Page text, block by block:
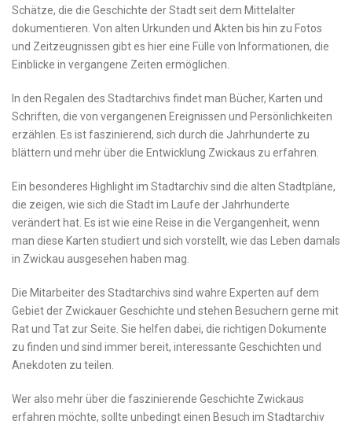
Schätze, ⁤die die Geschichte der ⁣Stadt seit ​dem Mittelalter⁤
dokumentieren. ‌Von ​alten Urkunden und Akten‌ bis‍ hin‌ zu Fotos
und Zeitzeugnissen ⁢gibt es ⁣hier eine Fülle von Informationen,⁣ die
‌Einblicke in‍ vergangene ​Zeiten ermöglichen.
In⁢ den Regalen des Stadtarchivs findet man⁣ Bücher, Karten und
Schriften, die‍ von vergangenen ⁣Ereignissen und Persönlichkeiten⁤
erzählen. Es⁤ ist faszinierend, sich durch die⁢ Jahrhunderte zu
blättern und mehr über die Entwicklung Zwickaus zu erfahren.
Ein besonderes Highlight im Stadtarchiv sind ⁢die alten Stadtpläne,
die⁢ zeigen, wie ⁢sich die Stadt im Laufe der‍ Jahrhunderte
verändert hat.‍ Es ist wie eine Reise in die ​Vergangenheit, wenn
man diese Karten studiert und‍ sich vorstellt, wie​ das​ Leben damals
in Zwickau ausgesehen haben⁣ mag.
Die Mitarbeiter des ⁤Stadtarchivs sind⁣ wahre⁤ Experten auf dem
Gebiet ‍der ⁣Zwickauer Geschichte und ⁤stehen Besuchern gerne mit
Rat und ​Tat ⁤zur Seite. Sie helfen dabei,‍ die richtigen Dokumente⁣
zu finden ⁢und sind immer bereit, interessante Geschichten ⁤und
Anekdoten‌ zu teilen.
Wer also‍ mehr über die ‍faszinierende Geschichte Zwickaus
erfahren ‌möchte, ⁢sollte‍ unbedingt einen Besuch im Stadtarchiv